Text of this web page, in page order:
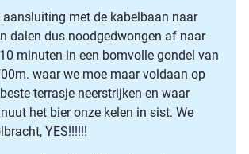
aansluiting met de kabelbaan naar
dalen dus noodgedwongen af naar
minuten in een bomvolle gondel van
waar we moe maar voldaan op
terrasje neerstrijken en waar
het bier onze kelen in sist. We
YES!!!!!!